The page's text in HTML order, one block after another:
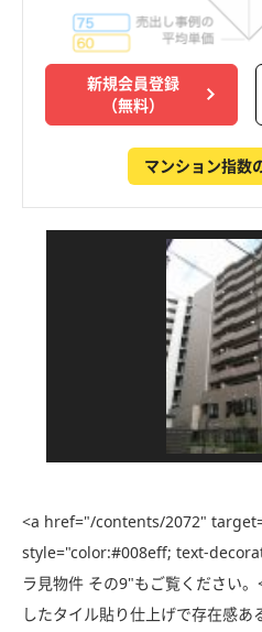
新規会員登録
（無料）
マンション指数
<a href="/contents/2072"
style="color:#008eff; text-
ラ見物件 その9"もご覧ください
したタイル貼り仕上げで存在感